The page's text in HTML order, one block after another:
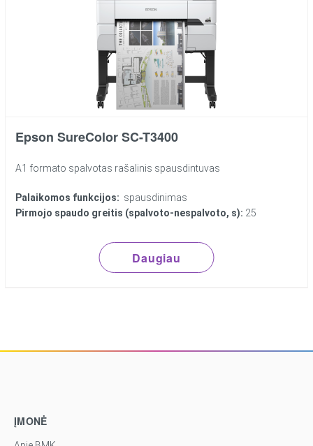
Epson SureColor SC-T3400
A1 formato spalvotas rašalinis spausdintuvas
Palaikomos funkcijos: spausdinimas
Pirmojo spaudo greitis (spalvoto-nespalvoto, s): 25
Daugiau
ĮMONĖ